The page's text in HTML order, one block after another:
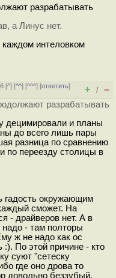
разрабатывать
а Линус нет.
каждом интеловком
[^] [^^] [^^^] [ответить]
+ / –
разрабатывать
децимировали и планы
до всего лишь пары
разница по сравнению
по переезду столицы в
гадость окружающим
сможет. На
- драйверов нет. А в
надо - там полторы
ж не надо как ос
:). По этой причине - кто
суют "сетеску
где оно дрова то
довольно беззубый,